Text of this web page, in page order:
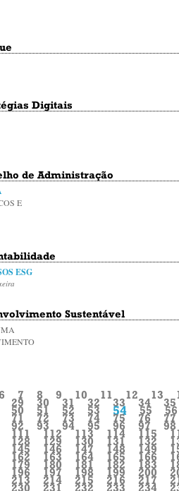
Digitais
de Administração
E
ESG
Sustentável
6 7 8 9 10 11 12 13
29 30 31 32 33 34 35
50 51 52 53 54 55 56
71 72 73 74 75 76 77
92 93 94 95 96 97 98
111 112 113 114 115
128 129 130 131 132
145 146 147 148 149
162 163 164 165 166
179 180 181 182 183
196 197 198 199 200
213 214 215 216 217
230 231 232 233 234